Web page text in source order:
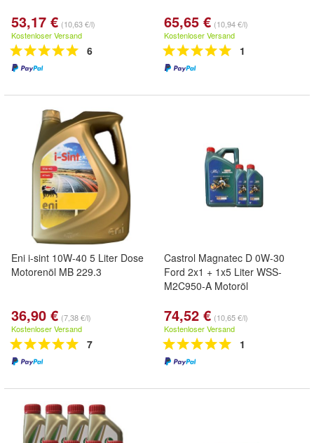
53,17 € (10,63 €/l)
Kostenloser Versand
6
65,65 € (10,94 €/l)
Kostenloser Versand
1
Eni i-sint 10W-40 5 Liter Dose
Motorenöl MB 229.3
36,90 € (7,38 €/l)
Kostenloser Versand
7
Castrol Magnatec D 0W-30
Ford 2x1 + 1x5 Liter WSS-
M2C950-A Motoröl
74,52 € (10,65 €/l)
Kostenloser Versand
1